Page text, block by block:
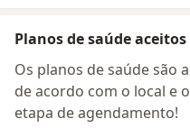
Planos de saúde aceitos
Os planos de saúde são
de acordo com o local e
etapa de agendamento!